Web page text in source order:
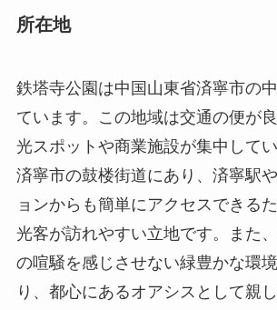
済寧市の鼓楼街道にあり、済寧駅や
光客が訪れやすい立地です。また
の喧騒を感じさせない緑豊かな環
り、都心にあるオアシスとして親
す。
歴史と文化的背景